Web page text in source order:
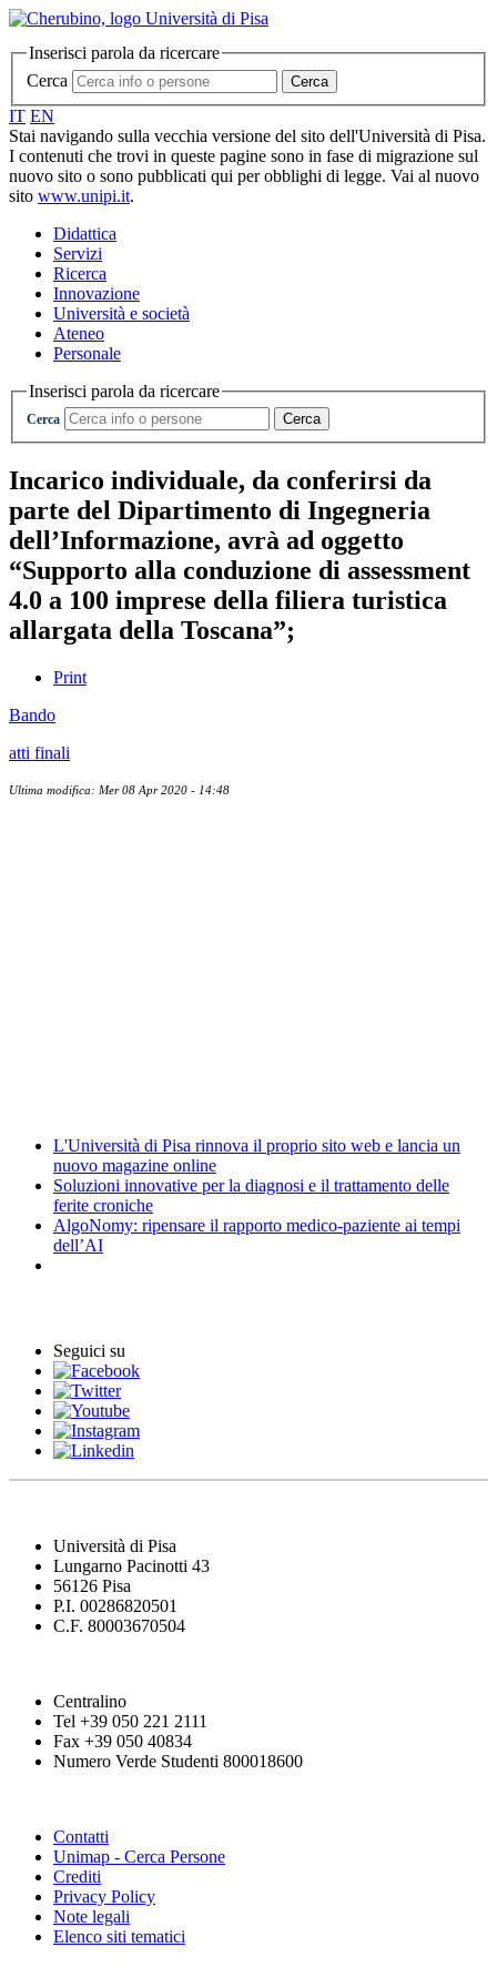
Inserisci parola da ricercare
Cerca
Cerca
IT EN
Stai navigando sulla vecchia versione del sito dell'Università di Pisa.
I contenuti che trovi in queste pagine sono in fase di migrazione sul
nuovo sito o sono pubblicati qui per obblighi di legge. Vai al nuovo
sito www.unipi.it.
Didattica
Servizi
Ricerca
Innovazione
Università e società
Ateneo
Personale
Inserisci parola da ricercare
Cerca Cerca
Incarico individuale, da conferirsi da
parte del Dipartimento di Ingegneria
dell’Informazione, avrà ad oggetto
“Supporto alla conduzione di assessment
4.0 a 100 imprese della filiera turistica
allargata della Toscana”;
Print
Bando
atti finali
Ultima modifica: Mer 08 Apr 2020 - 14:48
L'Università di Pisa rinnova il proprio sito web e lancia un
nuovo magazine online
Soluzioni innovative per la diagnosi e il trattamento delle
ferite croniche
AlgoNomy: ripensare il rapporto medico-paziente ai tempi
dell’AI
Seguici su
Università di Pisa
Lungarno Pacinotti 43
56126 Pisa
P.I. 00286820501
C.F. 80003670504
Centralino
Tel +39 050 221 2111
Fax +39 050 40834
Numero Verde Studenti 800018600
Contatti
Unimap - Cerca Persone
Crediti
Privacy Policy
Note legali
Elenco siti tematici